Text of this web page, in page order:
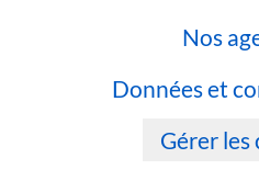
Nos
Données et
Gérer les